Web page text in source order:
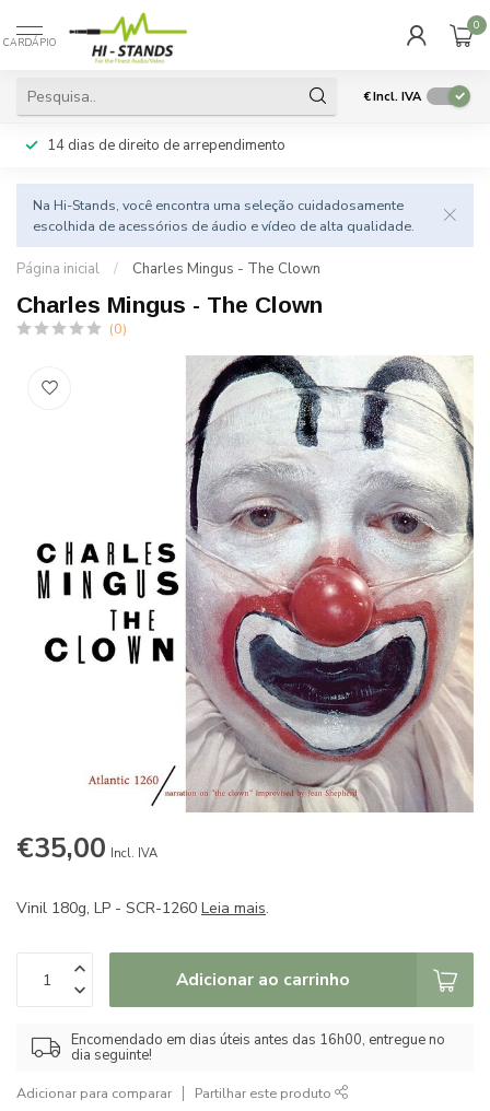
CARDÁPIO
0
€Incl. IVA
14 dias de direito de arrependimento
Na Hi-Stands, você encontra uma seleção cuidadosamente
escolhida de acessórios de áudio e vídeo de alta qualidade.
Página inicial / Charles Mingus - The Clown
Charles Mingus - The Clown
(0)
€35,00 Incl. IVA
Vinil 180g, LP - SCR-1260 Leia mais.
Adicionar ao carrinho
Encomendado em dias úteis antes das 16h00, entregue no
dia seguinte!
Adicionar para comparar Partilhar este produto